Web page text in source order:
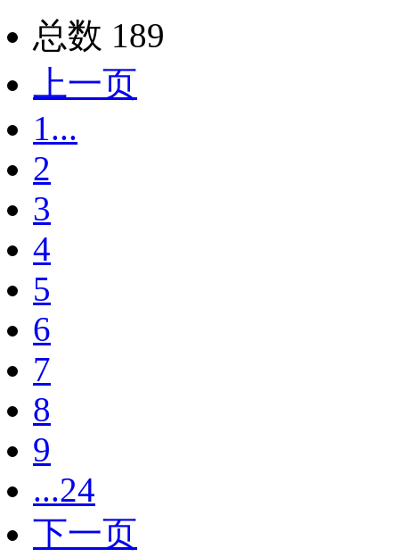
总数 189
上一页
1...
2
3
4
5
6
7
8
9
...24
下一页